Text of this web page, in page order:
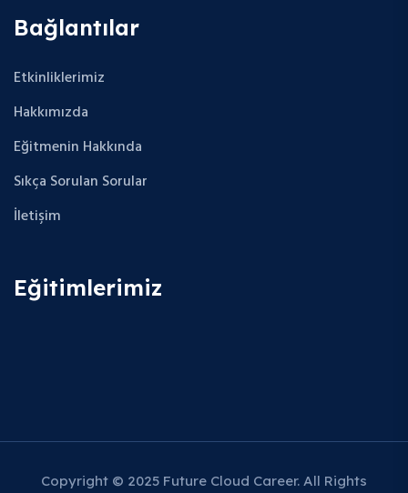
Bağlantılar
Etkinliklerimiz
Hakkımızda
Eğitmenin Hakkında
Sıkça Sorulan Sorular
İletişim
Eğitimlerimiz
Copyright © 2025 Future Cloud Career. All Rights